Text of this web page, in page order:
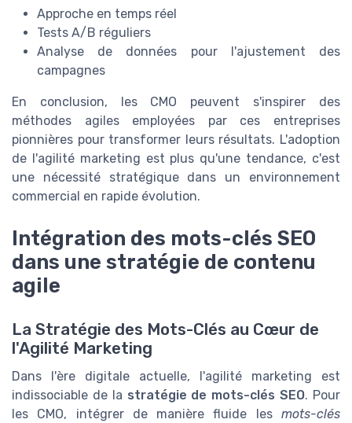
Approche en temps réel
Tests A/B réguliers
Analyse de données pour l'ajustement des
campagnes
En conclusion, les CMO peuvent s'inspirer des
méthodes agiles employées par ces entreprises
pionnières pour transformer leurs résultats. L'adoption
de l'agilité marketing est plus qu'une tendance, c'est
une nécessité stratégique dans un environnement
commercial en rapide évolution.
Intégration des mots-clés SEO
dans une stratégie de contenu
agile
La Stratégie des Mots-Clés au Cœur de
l'Agilité Marketing
Dans l'ère digitale actuelle, l'agilité marketing est
indissociable de la stratégie de mots-clés SEO. Pour
les CMO, intégrer de manière fluide les mots-clés